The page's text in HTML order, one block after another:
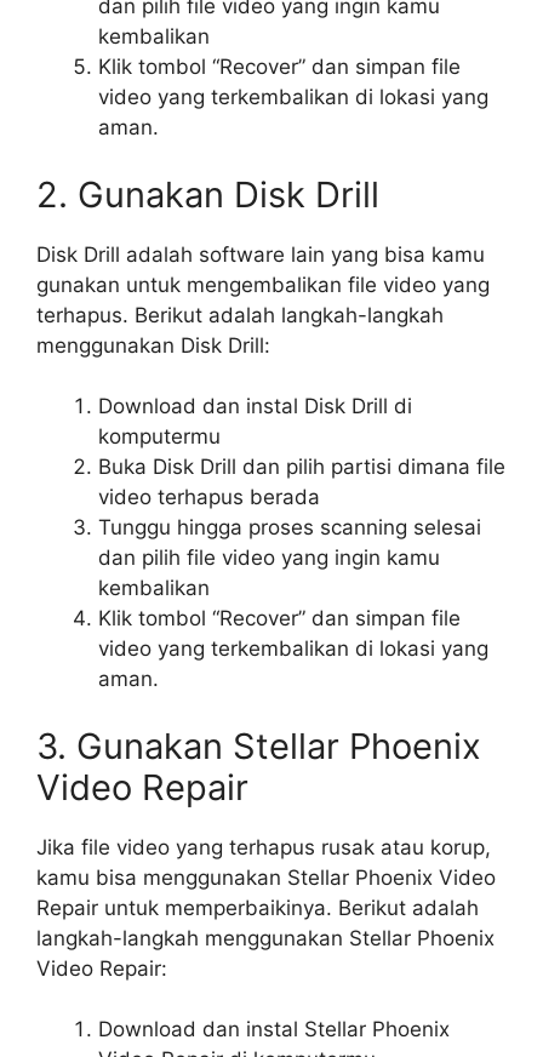
dan pilih file video yang ingin kamu
kembalikan
Klik tombol “Recover” dan simpan file
video yang terkembalikan di lokasi yang
aman.
2. Gunakan Disk Drill
Disk Drill adalah software lain yang bisa kamu
gunakan untuk mengembalikan file video yang
terhapus. Berikut adalah langkah-langkah
menggunakan Disk Drill:
Download dan instal Disk Drill di
komputermu
Buka Disk Drill dan pilih partisi dimana file
video terhapus berada
Tunggu hingga proses scanning selesai
dan pilih file video yang ingin kamu
kembalikan
Klik tombol “Recover” dan simpan file
video yang terkembalikan di lokasi yang
aman.
3. Gunakan Stellar Phoenix
Video Repair
Jika file video yang terhapus rusak atau korup,
kamu bisa menggunakan Stellar Phoenix Video
Repair untuk memperbaikinya. Berikut adalah
langkah-langkah menggunakan Stellar Phoenix
Video Repair:
Download dan instal Stellar Phoenix